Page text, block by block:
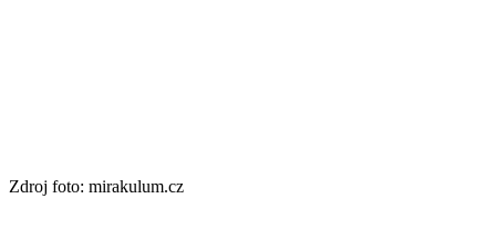
Zdroj foto: mirakulum.cz